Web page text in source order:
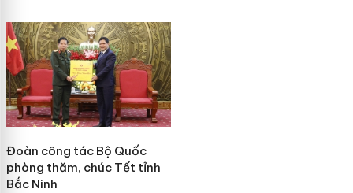
Đoàn công tác Bộ Quốc
phòng thăm, chúc Tết tỉnh
Bắc Ninh